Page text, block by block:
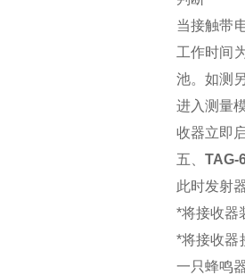
当接触带
工作时间
池。如测
进入测量
收器立即
五、TAG-
此时发射
*将接收器
*将接收器
一只蜂鸣